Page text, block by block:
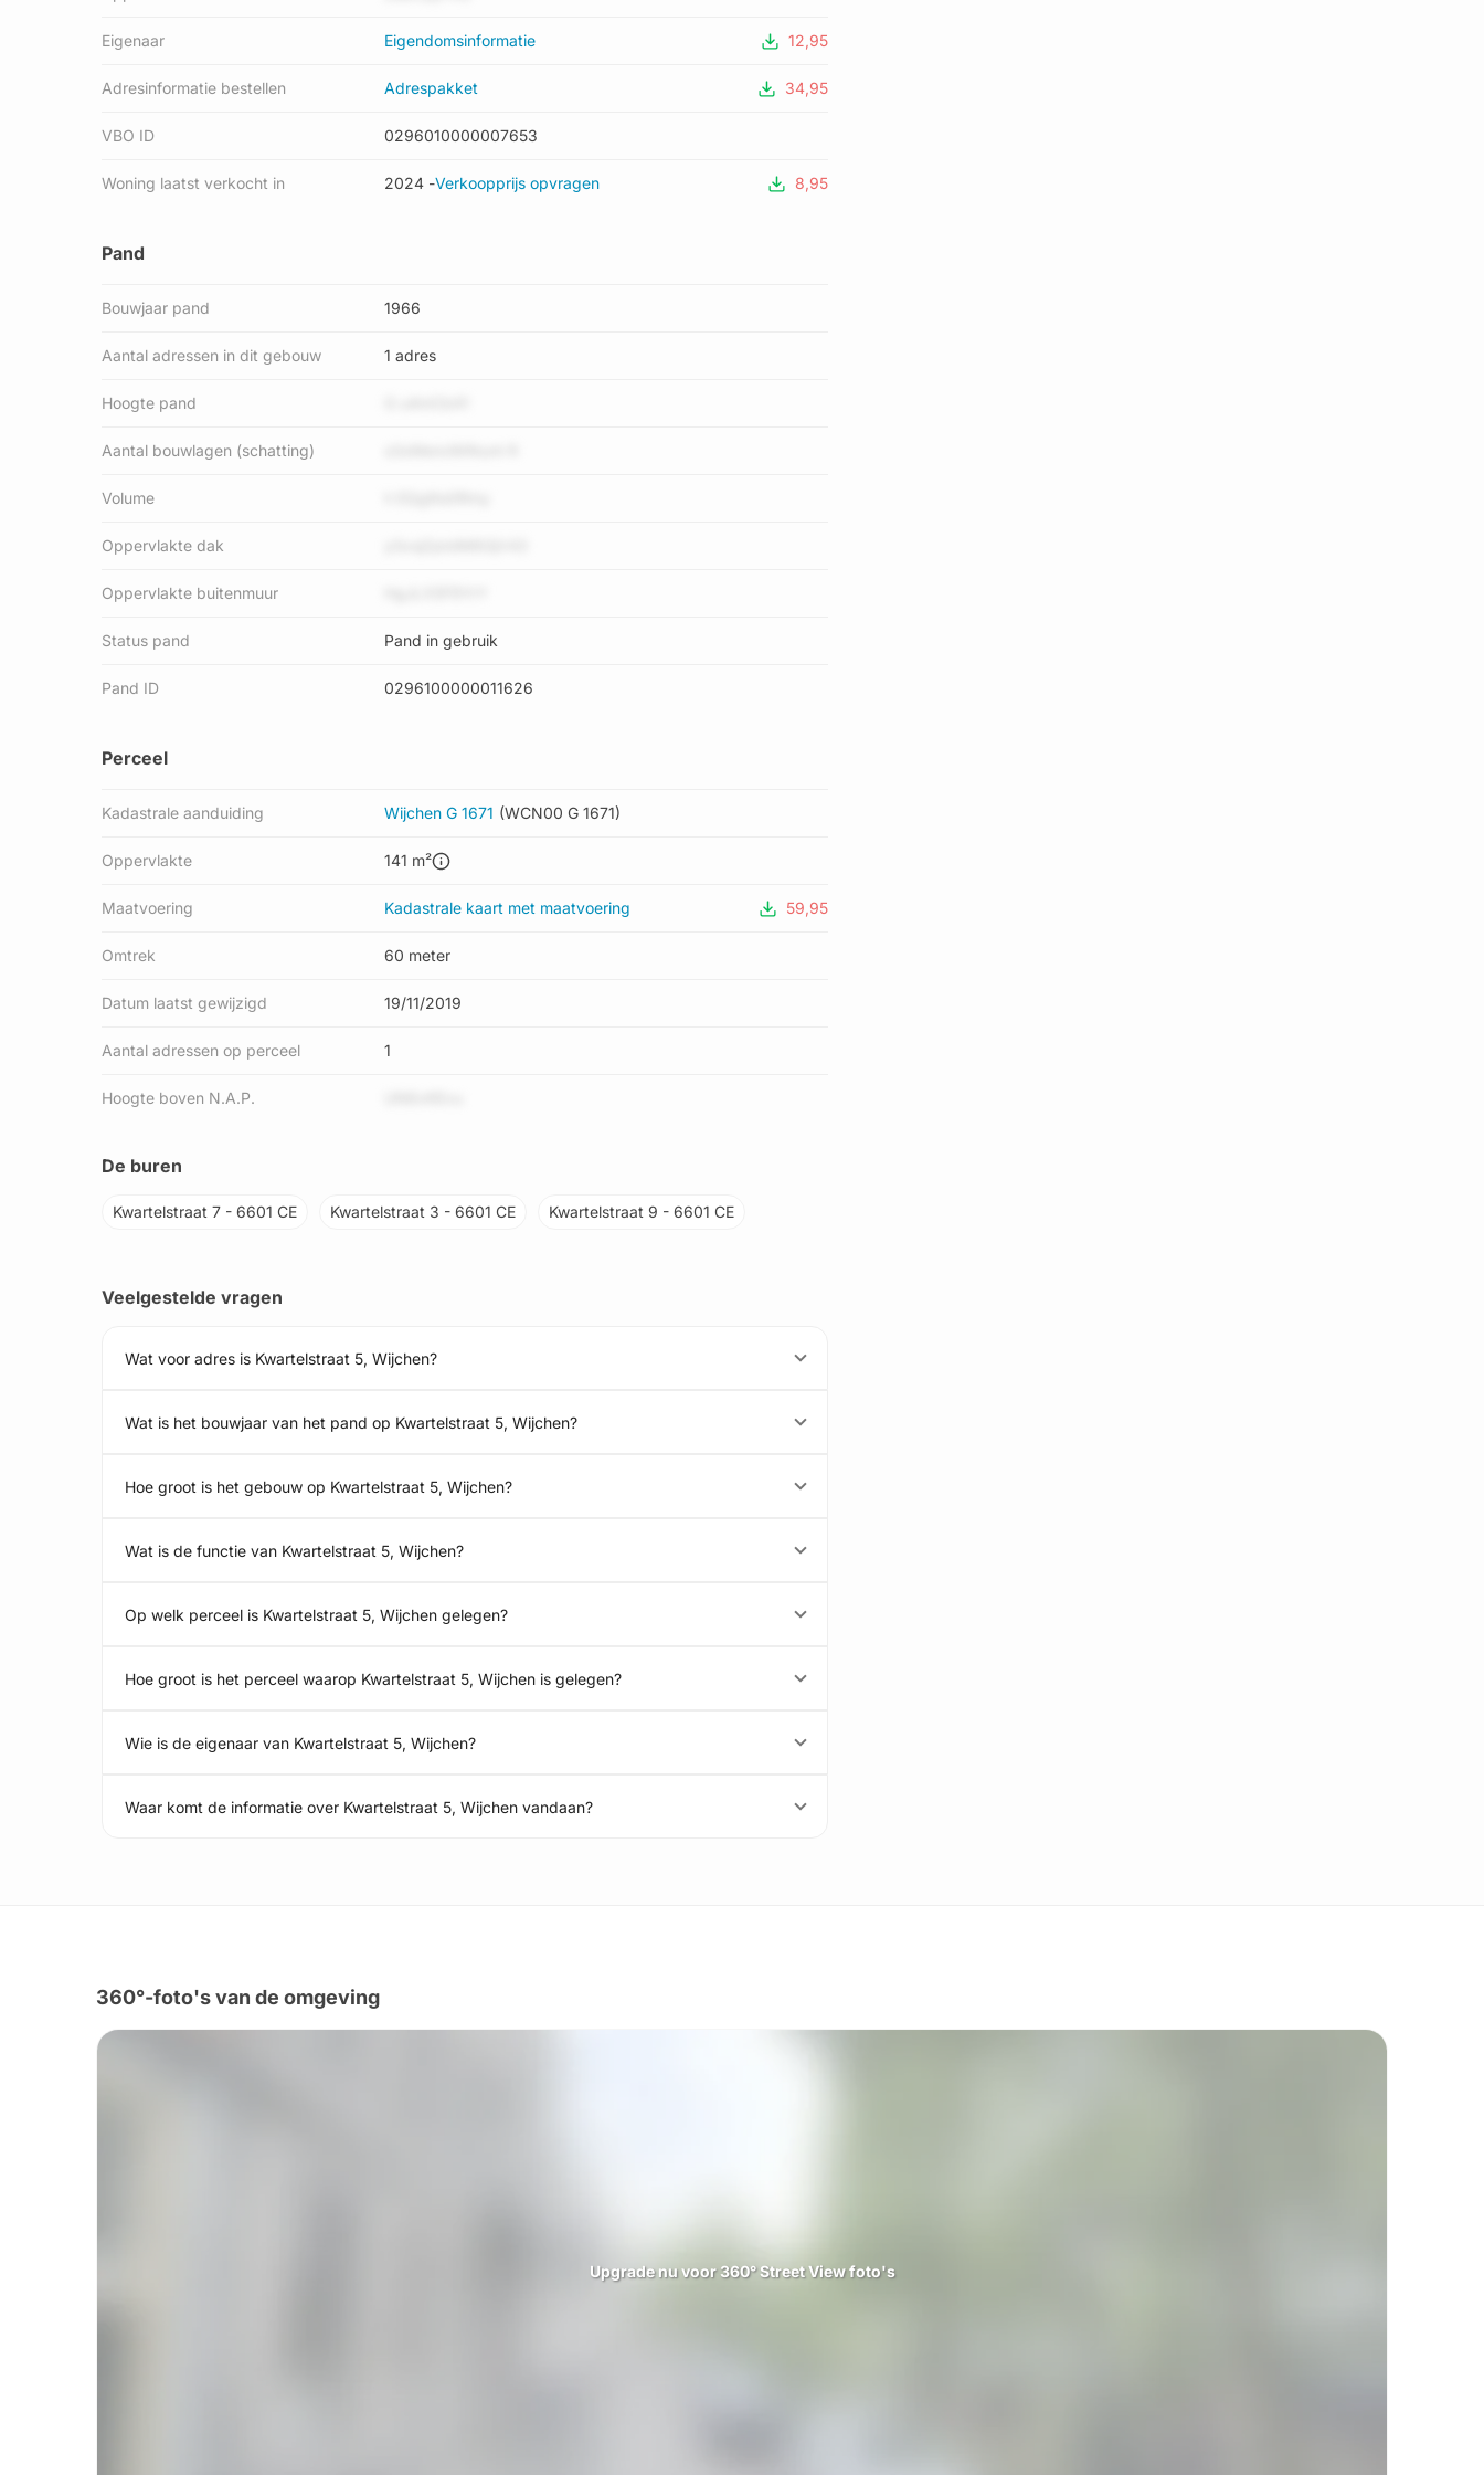
Eigenaar Eigendomsinformatie 12,95
Adresinformatie bestellen Adrespakket 34,95
VBO ID 0296010000007653
Woning laatst verkocht in 2024 -Verkoopprijs opvragen 8,95
Pand
Bouwjaar pand 1966
Aantal adressen in dit gebouw 1 adres
Hoogte pand
Aantal bouwlagen (schatting)
Volume
Oppervlakte dak
Oppervlakte buitenmuur
Status pand Pand in gebruik
Pand ID 0296100000011626
Perceel
Kadastrale aanduiding Wijchen G 1671 (WCN00 G 1671)
Oppervlakte 141 m²
Maatvoering Kadastrale kaart met maatvoering 59,95
Omtrek 60 meter
Datum laatst gewijzigd 19/11/2019
Aantal adressen op perceel 1
Hoogte boven N.A.P.
De buren
Kwartelstraat 7 - 6601 CE Kwartelstraat 3 - 6601 CE Kwartelstraat 9 - 6601 CE
Veelgestelde vragen
Wat voor adres is Kwartelstraat 5, Wijchen?
Wat is het bouwjaar van het pand op Kwartelstraat 5, Wijchen?
Hoe groot is het gebouw op Kwartelstraat 5, Wijchen?
Wat is de functie van Kwartelstraat 5, Wijchen?
Op welk perceel is Kwartelstraat 5, Wijchen gelegen?
Hoe groot is het perceel waarop Kwartelstraat 5, Wijchen is gelegen?
Wie is de eigenaar van Kwartelstraat 5, Wijchen?
Waar komt de informatie over Kwartelstraat 5, Wijchen vandaan?
360°-foto's van de omgeving
Upgrade nu voor 360° Street View foto's